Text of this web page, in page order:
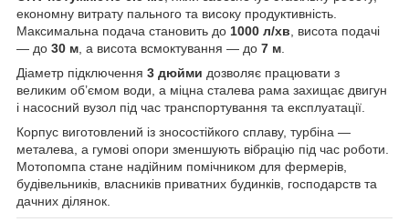
економну витрату пального та високу продуктивність.
Максимальна подача становить до 1000 л/хв , висота подачі
— до 30 м , а висота всмоктування — до 7 м
Діаметр підключення 3 дюйми дозволяє працювати з
великим об’ємом води, а міцна сталева рама захищає двигун
і насосний вузол під час транспортування та експлуатації.
Корпус виготовлений із зносостійкого сплаву, турбіна —
металева, а гумові опори зменшують вібрацію під час роботи.
Мотопомпа стане надійним помічником для фермерів,
будівельників, власників приватних будинків, господарств та
дачних ділянок.